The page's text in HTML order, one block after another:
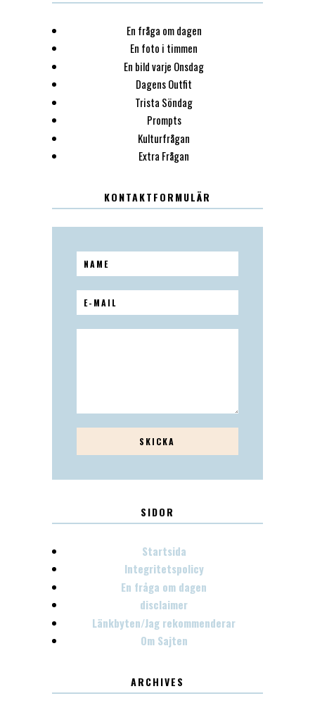
En fråga om dagen
En foto i timmen
En bild varje Onsdag
Dagens Outfit
Trista Söndag
Prompts
Kulturfrågan
Extra Frågan
KONTAKTFORMULÄR
SIDOR
Startsida
Integritetspolicy
En fråga om dagen
disclaimer
Länkbyten/Jag rekommenderar
Om Sajten
ARCHIVES